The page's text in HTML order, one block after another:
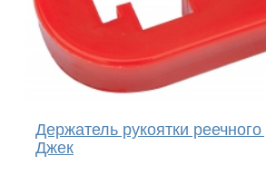
Держатель рукоятки
Джек